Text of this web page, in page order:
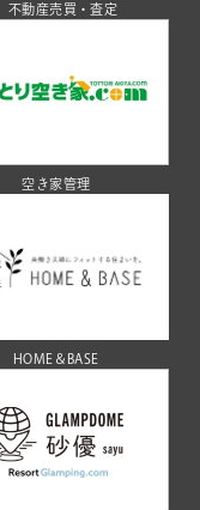
不動産売買・査定
空き家管理
HOME＆BASE